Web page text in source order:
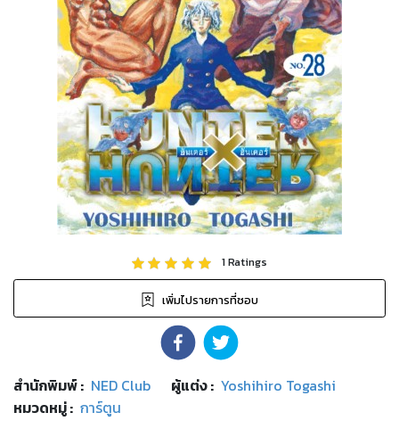
1Ratings
เพิ่มไปรายการที่ชอบ
สำนักพิมพ์: NED Club ผู้แต่ง : Yoshihiro Togashi
หมวดหมู่: การ์ตูน